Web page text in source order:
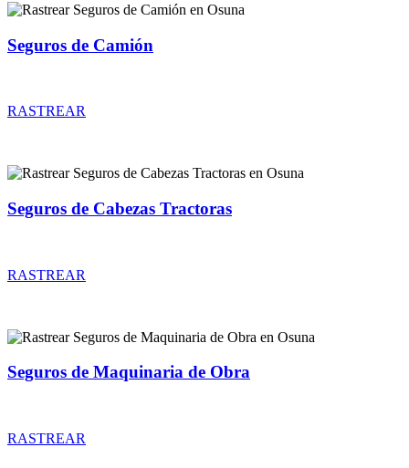
Seguros de Camión
RASTREAR
Seguros de Cabezas Tractoras
RASTREAR
Seguros de Maquinaria de Obra
RASTREAR